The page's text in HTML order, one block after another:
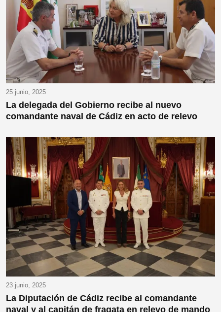
25 junio, 2025
La delegada del Gobierno recibe al nuevo
comandante naval de Cádiz en acto de relevo
23 junio, 2025
La Diputación de Cádiz recibe al comandante
naval y al capitán de fragata en relevo de mando